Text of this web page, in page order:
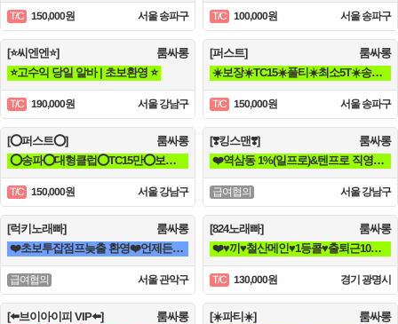
T/C 150,000원 서울 송파구 T/C 100,000원 서울 송파구
[⭐씨엔엔⭐]
룸싸롱
⭐고수익 당일 알바 | 초보환영 ⭐
T/C 190,000원 서울 강남구
[퍼스트]
룸싸롱
☀️보장☀️TC15☀️풀티☀️최소5T☀️송파방이잠실석촌☀️강남역삼☀️선릉
T/C 150,000원 서울 송파구
[⭕퍼스트⭕]
룸싸롱
⭕송파⭕대형클럽⭕TC15만⭕보장⭕최소5개⭕송파⭕방이⭕잠실⭕석촌⭕강남⭕역삼⭕선릉⭕
T/C 150,000원 서울 강남구
[❣️킹스맨❣️]
룸싸롱
❤️역삼동 1%(일프로)&텐프로 직영 강남 1등❤️ 강남 룸알바
급여협의 서울 강남구
[럭키노래빠]
룸싸롱
❤️초보투잡점프늦출 환영❤️언제든 자유로운 곳❤️
급여협의 서울 관악구
[824노래빠]
룸싸롱
❤️♥끼♥철산메인♥1등콜♥출퇴근100퍼♥90분 13만♥때초X♥❤️
T/C 130,000원 경기 광명시
[⬅️브이아이피 VIP⬅️]
룸싸롱
[☀️파티☀️]
룸싸롱